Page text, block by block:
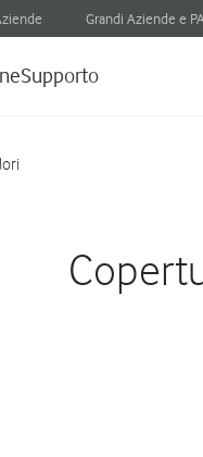
Grandi Aziende e PA
Supporto